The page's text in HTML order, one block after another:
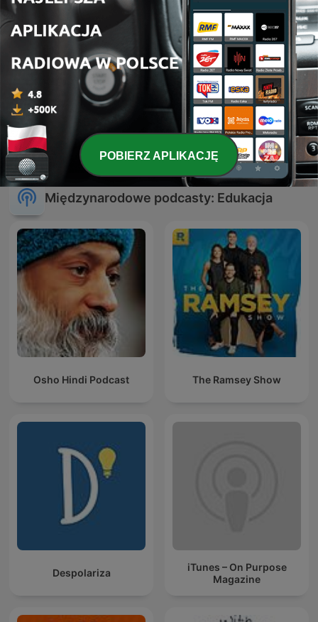
Polityka o historii Kwadrans na angielski
Międzynarodowe podcasty: Edukacja
Osho Hindi Podcast The Ramsey Show
Despolariza
iTunes – On Purpose
Magazine
POBIERZ APLIKACJĘ